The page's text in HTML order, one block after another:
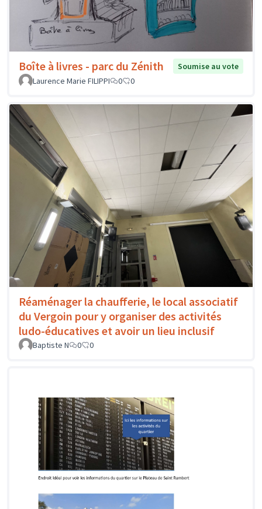
Boîte à livres - parc du Zénith
Soumise au vote
Laurence Marie FILIPPI
0 0
Réaménager la chaufferie, le local associatif
du Vergoin pour y organiser des activités
ludo-éducatives et avoir un lieu inclusif
Baptiste N 0 0